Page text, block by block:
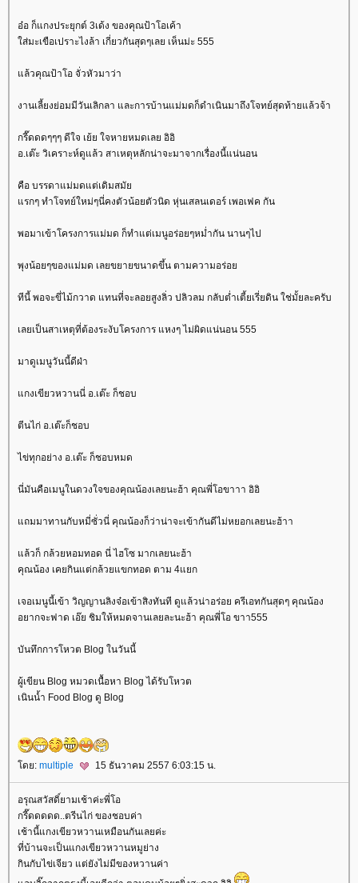
อ๋อ ก็แกงประยุกต์ 3เด้ง ของคุณป้าโอเค้า
ส่มะเขือเปราะไงล้า เกี่ยวกันสุดๆเลย เห็นม่ะ 555
ล้วคุณป้าโอ จั่วหัวมาว่า
งานเลี้ยงย่อมมีวันเลิกลา และการบ้านแม่มดก็ดำเนินมาถึงโจทย์สุดท้ายแล้วจ้า
กรี๊ดดดๆๆๆ ดีใจ เย้ย ใจหายหมดเลย อิอิ
อ.เต๊ะ วิเคราะห์ดูแล้ว สาเหตุหลักน่าจะมาจากเรื่องนี้แน่นอน
คือ บรรดาแม่มดแต่เดิมสมั
รกๆ ทำโจทย์ใหม่ๆนี่คงตัวน้อยตัวนิด หุ่นเสลนเดอร์ เพอเฟค กัน
พอมาเข้าโครงการแม่มด ก็ทำแต่เมนูอร่อยๆหม่ำกัน นานๆไป
พุงน้อยๆของแม่มด เลยขยายขนาดขึ้น ตามความอร่อ
ทีนี้ พอจะขี่ไม้กวาด แทนที่จะลอยสูงลิ่ว ปลิวลม กลับต่ำเตี้ยเรี่ยดิน ใช่มั้ยละครับ
เลยเป็นสาเหตุที่ต้องระงับโครงการ แหงๆ ไม่ผิดแน่นอน 555
มาดูเมนูวันนี้ดีฝ่า
กงเขียวหวานนี่ อ.เต๊ะ ก็ชอบ
ตีนไก่ อ.เต๊ะก็ชอบ
ไข่ทุกอย่าง อ.เต๊ะ ก็ชอบหมด
นี่มันคือเมนูในดวงใจของคุณน้องเลยนะฮ้า คุณพี่โอขาาา อิอิ
ถมมาทานกับหมี่ซั่วนี่ คุณน้องก็ว่าน่าจะเข้ากันดีไม่หยอกเลยนะฮ้าา
ล้วก็ กล้วยหอมทอด นี่ ไฮโซ มากเลยนะฮ้า
คุณน้อง เคยกินแต่กล้วยแขกทอด ตาม 4แยก
เจอเมนูนี้เข้า วิญญานลิงจ๋อเข้าสิงทันที ดูแล้วน่าอร่อย ครีเอทกันสุดๆ คุณน้อง
อยากจะฟาด เอ๊ย ชิมให้หมดจานเลยละนะฮ้า คุณพี่โอ ขาา555
บันทึกการโหวต Blog ในวันนี้
ผู้เขียน Blog หมวดเนื้อหา Blog ได้รับโหวต
เนินน้ำ Food Blog ดู Blog
ดย: multiple 15 ธันวาคม 2557 6:03:15 น.
อรุณสวัสดิ์ยามเช้าค่ะพี่โอ
กรี๊ดดดดด..ตรีนไก่ ของชอบค่า
เช้านี้แกงเขียวหวานเหมือนกันเลยค่ะ
ที่บ้านจะเป็นแกงเขียวหวานหมูย่าง
กินกับไข่เจียว แต่ยังไม่มีของหวานค่า